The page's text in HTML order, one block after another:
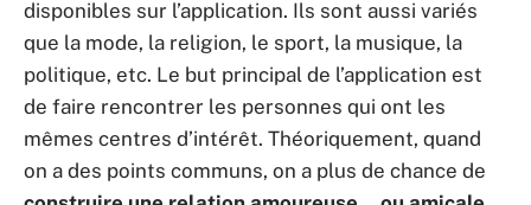
disponibles sur l’application. Ils sont aussi variés
que la mode, la religion, le sport, la musique, la
politique, etc. Le but principal de l’application est
de faire rencontrer les personnes qui ont les
mêmes centres d’intérêt. Théoriquement, quand
on a des points communs, on a plus de chance de